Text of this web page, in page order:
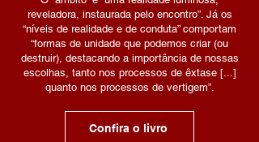
reveladora, instaurada pelo encontro”. Já os
“níveis de realidade e de conduta” comportam
“formas de unidade que podemos criar (ou
destruir), destacando a importância de nossas
escolhas, tanto nos processos de êxtase [...]
quanto nos processos de vertigem”.
Confira o livro